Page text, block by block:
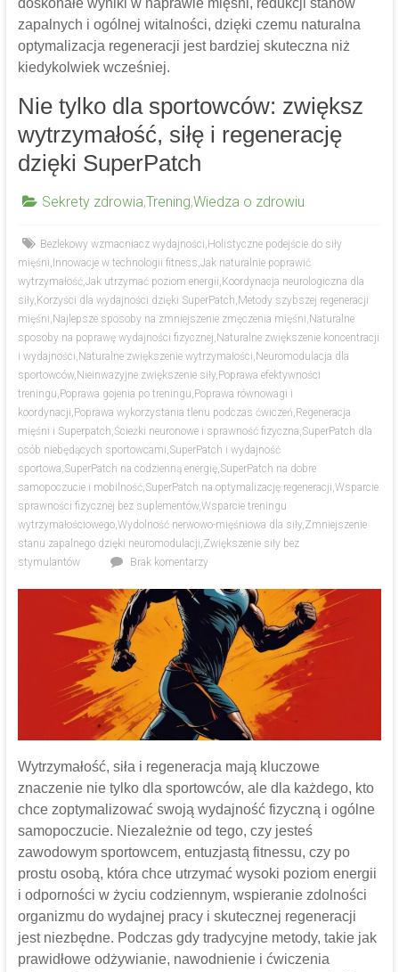
doskonałe wyniki w naprawie mięśni, redukcji stanów
zapalnych i ogólnej witalności, dzięki czemu naturalna
optymalizacja regeneracji jest bardziej skuteczna niż
kiedykolwiek wcześniej.
Nie tylko dla sportowców: zwiększ
wytrzymałość, siłę i regenerację
dzięki SuperPatch
Sekrety zdrowia,Trening,Wiedza o zdrowiu
Bezlekowy wzmacniacz wydajności, Holistyczne podejście do siły
mięśni, Innowacje w technologii fitness,Jak naturalnie poprawić
wytrzymałość,Jak utrzymać poziom energii, Koordynacja neurologiczna dla
siły, Korzyści dla wydajności dzięki SuperPatch, Metody szybszej regeneracji
mięśni, Najlepsze sposoby na zmniejszenie zmęczenia mięśni, Naturalne
sposoby na poprawę wydajności fizycznej, Naturalne zwiększenie koncentracji
i wydajności, Naturalne zwiększenie wytrzymałości, Neuromodulacja dla
sportowców, Nieinwazyjne zwiększenie siły, Poprawa efektywności
treningu, Poprawa gojenia po treningu, Poprawa równowagi i
koordynacji, Poprawa wykorzystania tlenu podczas ćwiczeń, Regeneracja
mięśni i Superpatch,Ścieżki neuronowe i sprawność fizyczna,SuperPatch dla
osób niebędących sportowcami,SuperPatch i wydajność
sportowa,SuperPatch na codzienną energię,SuperPatch na dobre
samopoczucie i mobilność,SuperPatch na optymalizację regeneracji,Wsparcie
sprawności fizycznej bez suplementów,Wsparcie treningu
wytrzymałościowego,Wydolność nerwowo-mięśniowa dla siły,Zmniejszenie
stanu zapalnego dzięki neuromodulacji,Zwiększenie siły bez
stymulantów
Brak komentarzy
Wytrzymałość, siła i regeneracja mają kluczowe
znaczenie nie tylko dla sportowców, ale dla każdego, kto
chce zoptymalizować swoją wydajność fizyczną i ogólne
samopoczucie. Niezależnie od tego, czy jesteś
zawodowym sportowcem, entuzjastą fitnessu, czy po
prostu osobą, która chce utrzymać wysoki poziom energii
i odporności w życiu codziennym, wspieranie zdolności
organizmu do wydajnej pracy i skutecznej regeneracji
jest niezbędne. Podczas gdy tradycyjne metody, takie jak
prawidłowe odżywianie, nawodnienie i ćwiczenia